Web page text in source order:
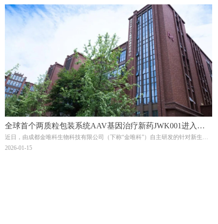
全球首个两质粒包装系统AAV基因治疗新药JWK001进入临
床II期
近日，由成都金唯科生物科技有限公司（下称“金唯科”）自主研发的针对新生血
管性年龄相关性黄斑变性（nAMD）的基因治疗I类创新药JWK001注射液正式启
2026-01-15